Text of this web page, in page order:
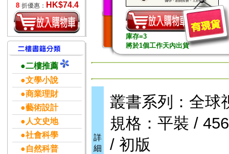
8 折優惠： HK$74.4
●二樓推薦
●文學小說
●商業理財
●藝術設計
●人文史地
●社會科學
●自然科普
庫存=3
將於1個工作天內出貨
詳
細
叢書系列：全球
規格：平裝 /
/ 初版